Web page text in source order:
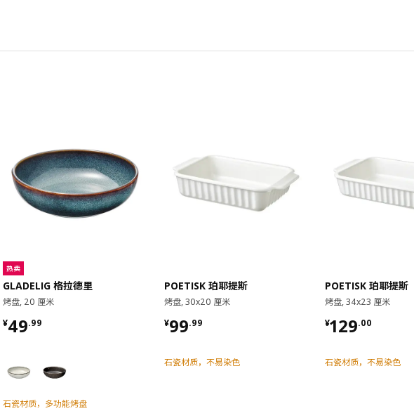
热卖
GLADELIG 格拉德里
烤盘, 20 厘米
¥49.99
¥ 49.99
石瓷材质，多功能烤盘
POETISK 珀耶提斯
烤盘, 30x20 厘米
¥99.99
¥ 99.99
石瓷材质，不易染色
POETISK 珀耶提斯
烤盘, 34x23 厘米
¥129.00
¥ 129.00
石瓷材质，不易染色